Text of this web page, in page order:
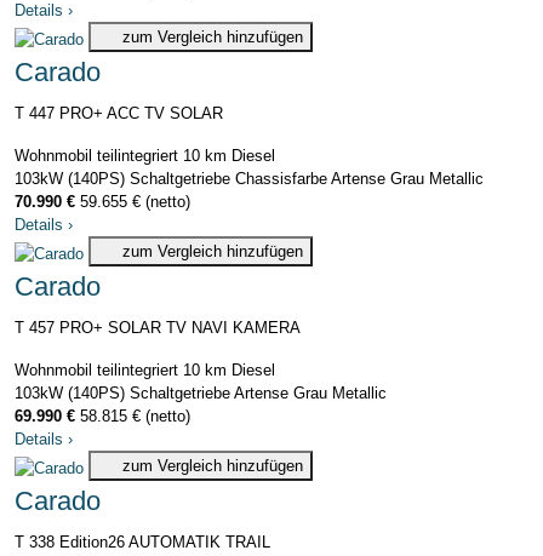
Details ›
zum Vergleich hinzufügen
Carado
T 447 PRO+ ACC TV SOLAR
Wohnmobil teilintegriert 10 km Diesel
103kW (140PS) Schaltgetriebe Chassisfarbe Artense Grau Metallic
70.990 € 59.655 € (netto)
Details ›
zum Vergleich hinzufügen
Carado
T 457 PRO+ SOLAR TV NAVI KAMERA
Wohnmobil teilintegriert 10 km Diesel
103kW (140PS) Schaltgetriebe Artense Grau Metallic
69.990 € 58.815 € (netto)
Details ›
zum Vergleich hinzufügen
Carado
T 338 Edition26 AUTOMATIK TRAIL